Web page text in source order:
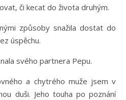
či kecat do života druhým.
způsoby snažila dostat do
úspěchu.
svého partnera Pepu.
a chytrého muže jsem v
duši. Jeho touha po poznání